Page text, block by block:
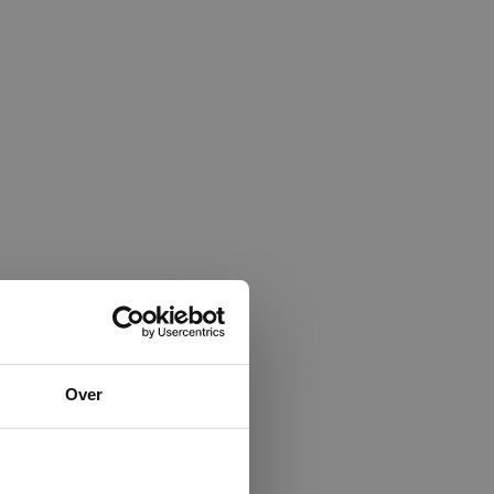
Over
×
van